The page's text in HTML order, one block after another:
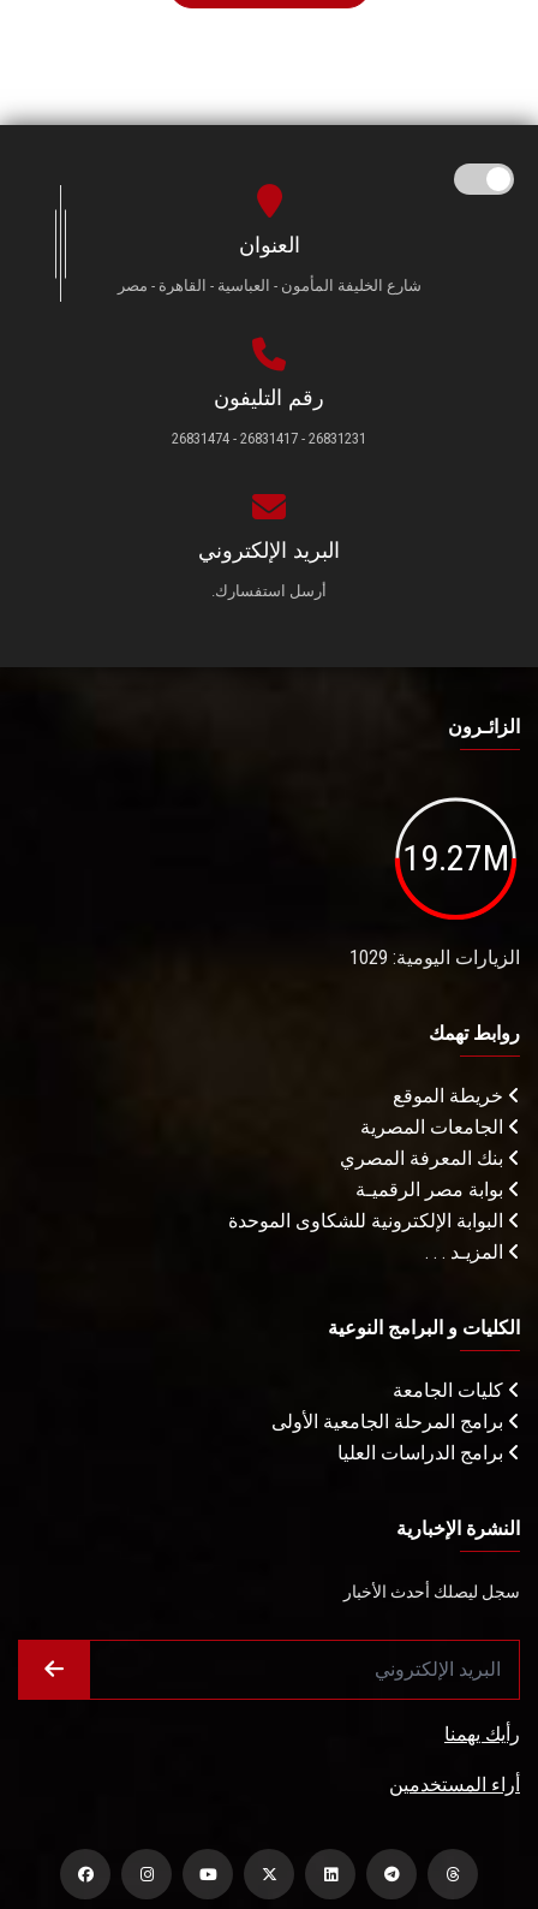
العنوان
شارع الخليفة المأمون - العباسية - القاهرة - مصر
رقم التليفون
26831231 - 26831417 - 26831474
البريد الإلكتروني
أرسل استفسارك.
الزائـرون
19.27M
الزيارات اليومية: 1029
روابط تهمك
خريطة الموقع
الجامعات المصرية
بنك المعرفة المصري
بوابة مصر الرقميـة
البوابة الإلكترونية للشكاوى الموحدة
المزيـد . . .
الكليات و البرامج النوعية
كليات الجامعة
برامج المرحلة الجامعية الأولى
برامج الدراسات العليا
النشرة الإخبارية
سجل ليصلك أحدث الأخبار
رأيك يهمنا
أراء المستخدمين